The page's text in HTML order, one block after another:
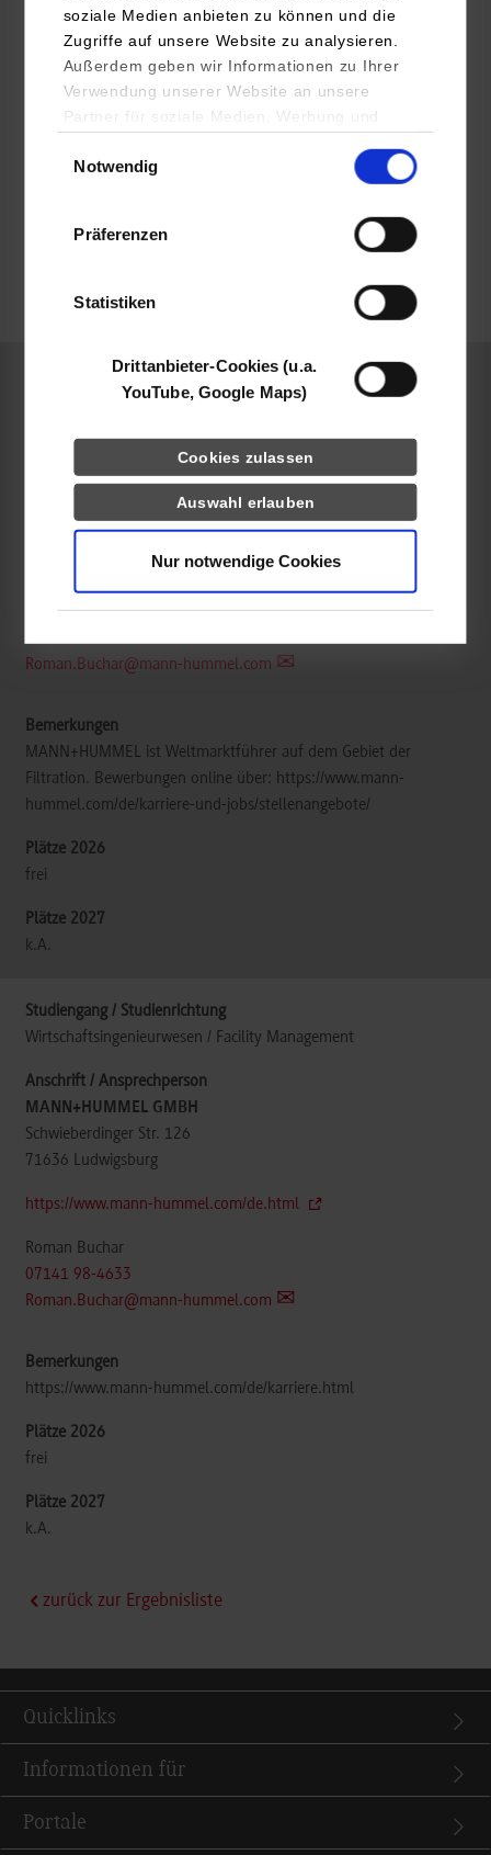
soziale Medien anbieten zu können und die
Zugriffe auf unsere Website zu analysieren.
Außerdem geben wir Informationen zu Ihrer
Verwendung unserer Website an unsere
Partner für soziale Medien, Werbung und
YouTube, Google Maps) führen diese
Daten zusammen, die Sie ihnen bereitgestellt
haben oder die sie im Rahmen Ihrer Nutzung
Notwendig
Präferenzen
Statistiken
Drittanbieter-Cookies (u.a.
YouTube, Google Maps)
Cookies zulassen
Auswahl erlauben
Nur notwendige Cookies
https://www.mann-hummel.com/de.html
Roman Buchar
Roman.Buchar@mann-hummel.com
Wirtschaftsingenieurwesen / Allgemein
MANN+HUMMEL GMBH
Schwieberdinger Str. 126
Ludwigsburg
https://www.mann-hummel.com/de.html
Roman Buchar
Roman.Buchar@mann-hummel.com
MANN+HUMMEL ist Weltmarktführer auf dem Gebiet der
Filtration. Bewerbungen online über: https://www.mann-
hummel.com/de/karriere-und-jobs/stellenangebote/
frei
k.A.
Wirtschaftsingenieurwesen / Facility Management
MANN+HUMMEL GMBH
Schwieberdinger Str. 126
71636 Ludwigsburg
https://www.mann-hummel.com/de.html
Roman Buchar
07141 98-4633
Roman.Buchar@mann-hummel.com
https://www.mann-hummel.com/de/karriere.html
frei
k.A.
zurück zur Ergebnisliste
Quicklinks
Informationen für
Portale